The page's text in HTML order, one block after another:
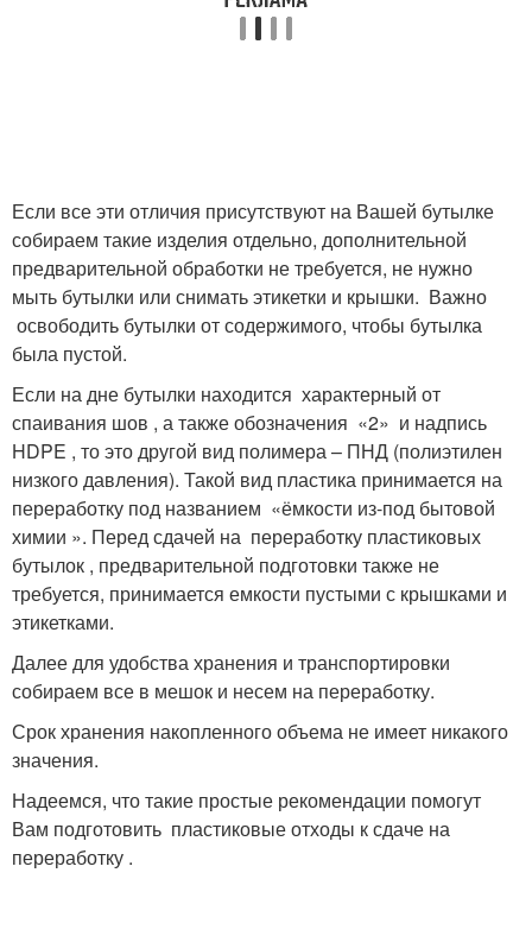
Если все эти отличия присутствуют на Вашей бутылке
собираем такие изделия отдельно, дополнительной
предварительной обработки не требуется, не нужно
мыть бутылки или снимать этикетки и крышки. Важно
освободить бутылки от содержимого, чтобы бутылка
была пустой.
Если на дне бутылки находится характерный от
спаивания шов , а также обозначения «2» и надпись
HDPE , то это другой вид полимера – ПНД (полиэтилен
низкого давления). Такой вид пластика принимается на
переработку под названием «ёмкости из-под бытовой
химии ». Перед сдачей на переработку пластиковых
бутылок , предварительной подготовки также не
требуется, принимается емкости пустыми с крышками и
этикетками.
Далее для удобства хранения и транспортировки
собираем все в мешок и несем на переработку.
Срок хранения накопленного объема не имеет никакого
значения.
Надеемся, что такие простые рекомендации помогут
Вам подготовить пластиковые отходы к сдаче на
переработку .